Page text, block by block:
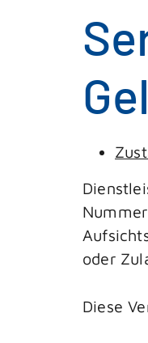
oder
Diese